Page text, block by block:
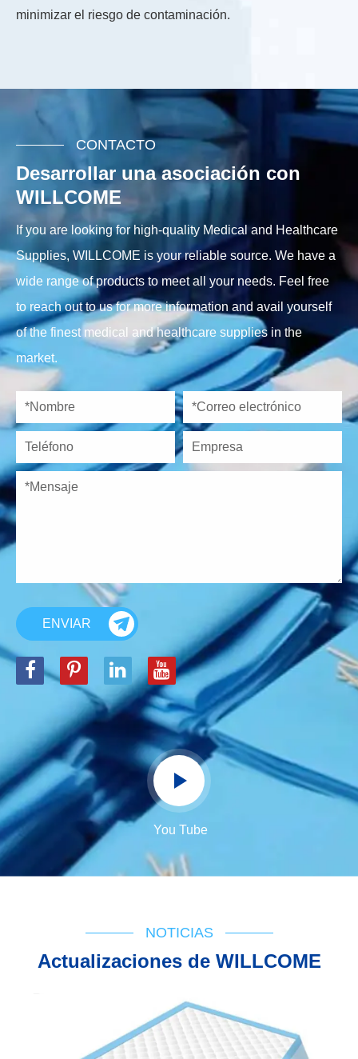
minimizar el riesgo de contaminación.
CONTACTO
Desarrollar una asociación con
WILLCOME
If you are looking for high-quality Medical and Healthcare
Supplies, WILLCOME is your reliable source. We have a
wide range of products to meet all your needs. Feel free
to reach out to us for more information and avail yourself
of the finest medical and healthcare supplies in the
market.
ENVIAR
You Tube
NOTICIAS
Actualizaciones de WILLCOME